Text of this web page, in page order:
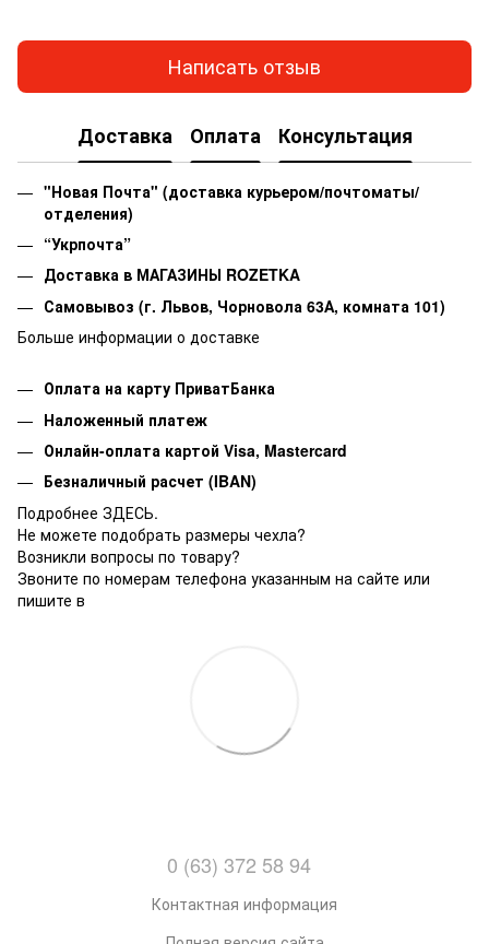
Написать отзыв
Доставка Оплата Консультация
"Новая Почта" (доставка курьером/почтоматы/
отделения)
“Укрпочта”
Доставка в МАГАЗИНЫ ROZETKA
Самовывоз (г. Львов, Чорновола 63А, комната 101)
Больше информации о доставке
Оплата на карту ПриватБанка
Наложенный платеж
Онлайн-оплата картой Visa, Mastercard
Безналичный расчет (IBAN)
Подробнее ЗДЕСЬ.
Не можете подобрать размеры чехла?
Возникли вопросы по товару?
Звоните по номерам телефона указанным на сайте или
пишите в
0 (63) 372 58 94
Контактная информация